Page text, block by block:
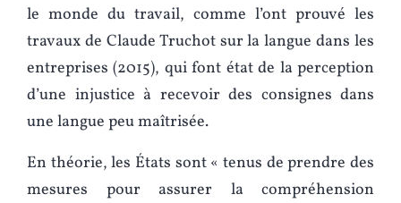
le monde du travail, comme l’ont prouvé les
travaux de Claude Truchot sur la langue dans les
entreprises (2015), qui font état de la perception
d’une injustice à recevoir des consignes dans
une langue peu maîtrisée.
En théorie, les États sont « tenus de prendre des
mesures pour assurer la compréhension